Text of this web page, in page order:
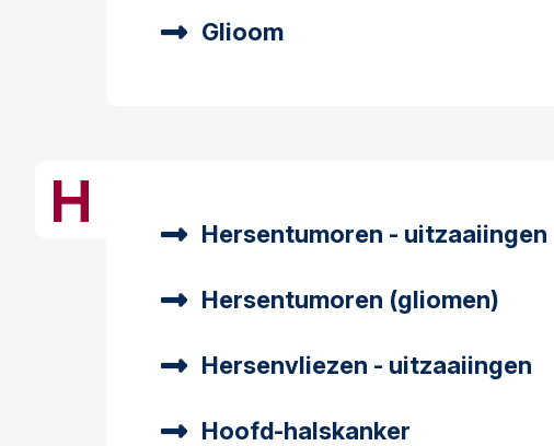
Glioom
H Hersentumoren - uitzaaiingen
Hersentumoren (gliomen)
Hersenvliezen - uitzaaiingen
Hoofd-halskanker